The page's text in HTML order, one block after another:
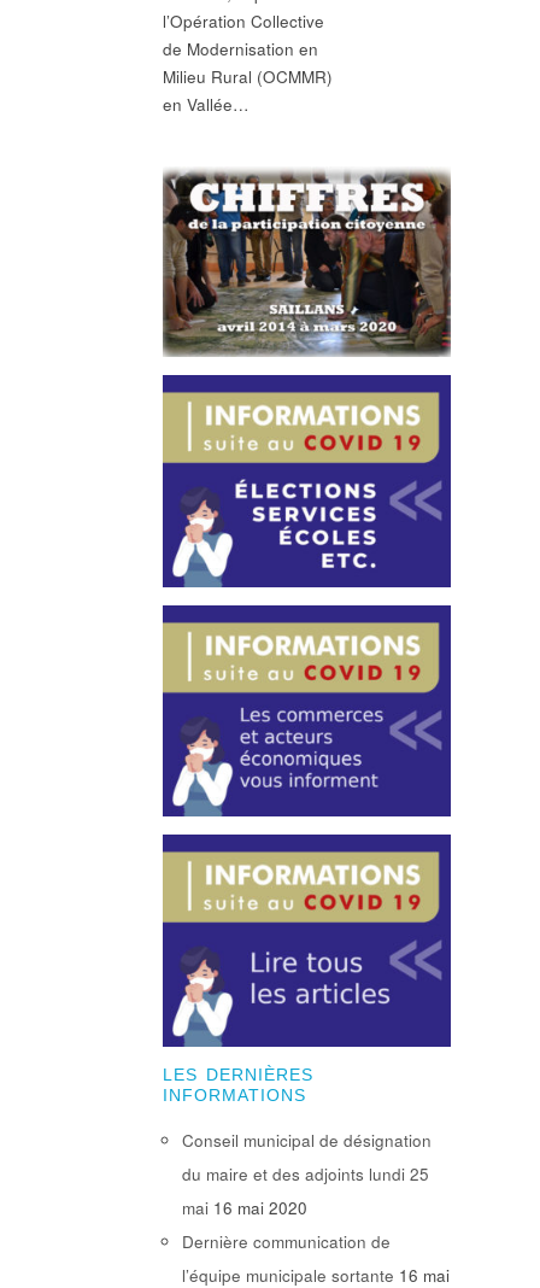
l’Opération Collective
de Modernisation en
Milieu Rural (OCMMR)
en Vallée…
LES DERNIÈRES
INFORMATIONS
Conseil municipal de désignation
du maire et des adjoints lundi 25
mai 16 mai 2020
Dernière communication de
l’équipe municipale sortante 16 mai